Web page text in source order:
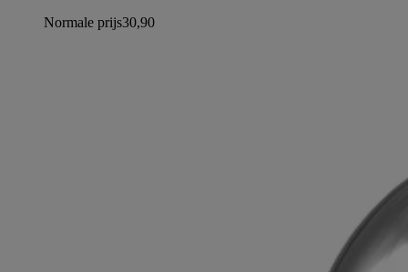
Normale prijs30,90